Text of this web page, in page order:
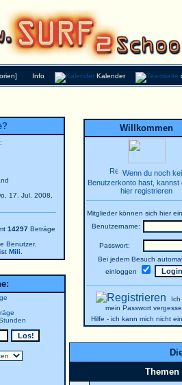
Info Kalender
17. Jul. 2008,
14297Beträge
Benutzer.
Mili
Willkommen
Wenn du noch
Benutzerkonto hast, kannst
hier registrieren
Mitglieder können sich hier
Benutzername:
Passwort:
Bei jedem Besuch
einloggen
mein Passwort
Hilfe - ich kann mich nicht
Themen